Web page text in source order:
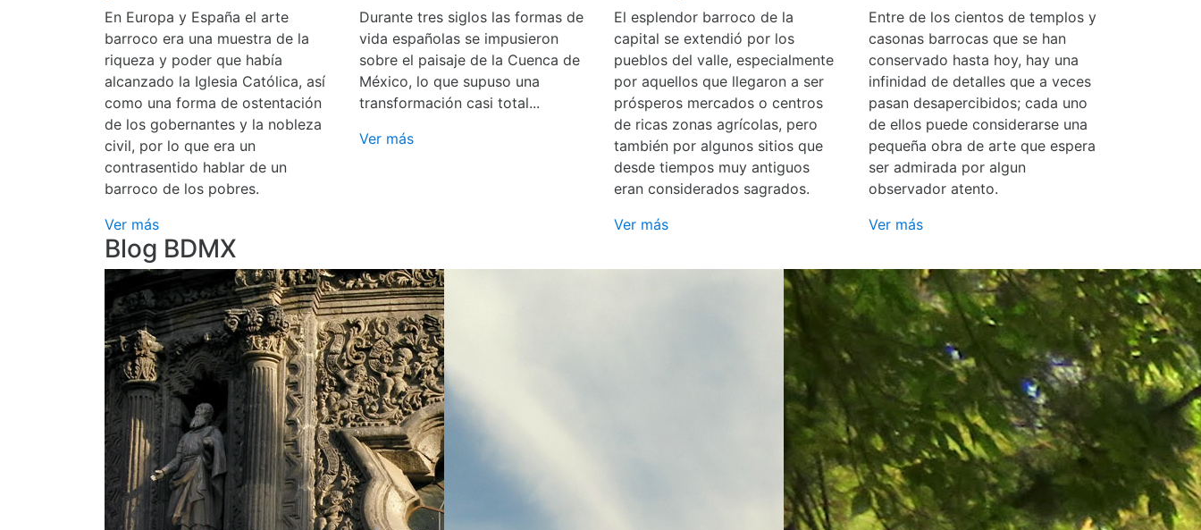
En Europa y España el arte
barroco era una muestra de la
riqueza y poder que había
alcanzado la Iglesia Católica, así
como una forma de ostentación
de los gobernantes y la nobleza
civil, por lo que era un
contrasentido hablar de un
barroco de los pobres.
Ver más
Durante tres siglos las formas de
vida españolas se impusieron
sobre el paisaje de la Cuenca de
México, lo que supuso una
transformación casi total...
Ver más
El esplendor barroco de la
capital se extendió por los
pueblos del valle, especialmente
por aquellos que llegaron a ser
prósperos mercados o centros
de ricas zonas agrícolas, pero
también por algunos sitios que
desde tiempos muy antiguos
eran considerados sagrados.
Ver más
Entre de los cientos de templos y
casonas barrocas que se han
conservado hasta hoy, hay una
infinidad de detalles que a veces
pasan desapercibidos; cada uno
de ellos puede considerarse una
pequeña obra de arte que espera
ser admirada por algun
observador atento.
Ver más
Blog BDMX